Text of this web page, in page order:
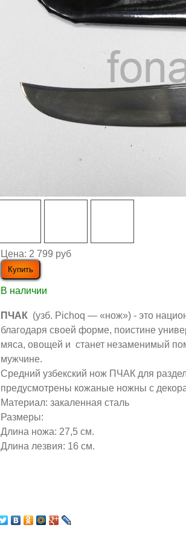
Цена: 2 799 руб
В наличии
ПЧАК (узб. Pichoq — «нож») - это
благодаря своей форме, поистине
мяса, овощей и станет незаменимый
мужчине.
Средний узбекский нож ПЧАК для
предусмотрены кожаные ножны с
Материал: закаленная сталь
Размеры:
Длина ножа: 27,5 см.
Длина лезвия: 16 см.